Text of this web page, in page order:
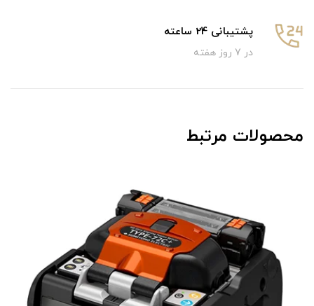
پشتیبانی 24 ساعته
در 7 روز هفته
محصولات مرتبط